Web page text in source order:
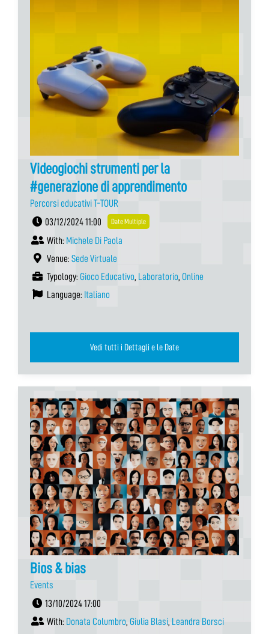
Videogiochi strumenti per la
#generazione di apprendimento
Percorsi educativi T-TOUR
03/12/2024 11:00
Date Multiple
With: Michele Di Paola
Venue: Sede Virtuale
Typology: Gioco Educativo, Laboratorio, Online
Language: Italiano
Vedi tutti i Dettagli e le Date
Bios & bias
Events
13/10/2024 17:00
With: Donata Columbro, Giulia Blasi, Leandra Borsci